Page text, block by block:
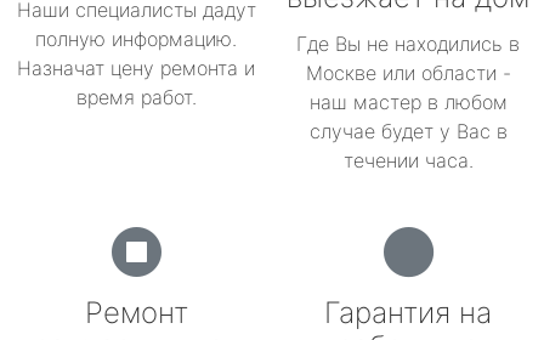
Наши специалисты дадут
полную информацию.
Назначат цену ремонта и
время работ.
Где Вы не находились в
Москве или области -
наш мастер в любом
случае будет у Вас в
течении часа.
Ремонт
Гарантия на